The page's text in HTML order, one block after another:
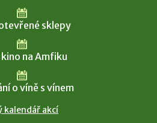
sklepy
na Amfiku
o víně s vínem
kalendář akcí